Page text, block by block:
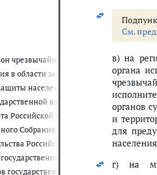
чрезвычайных ситуаций и зон
в области защиты населения и
населения и территорий от
власти Российской
Российской Федерации в области
Собрания Российской Федерации
Российской Федерации в области
власти субъектов
государственной власти субъектов
См.
в) на
органа
органов
и
для
г) на